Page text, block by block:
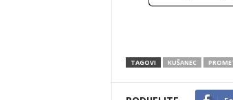
TAGOVI KUŠANEC